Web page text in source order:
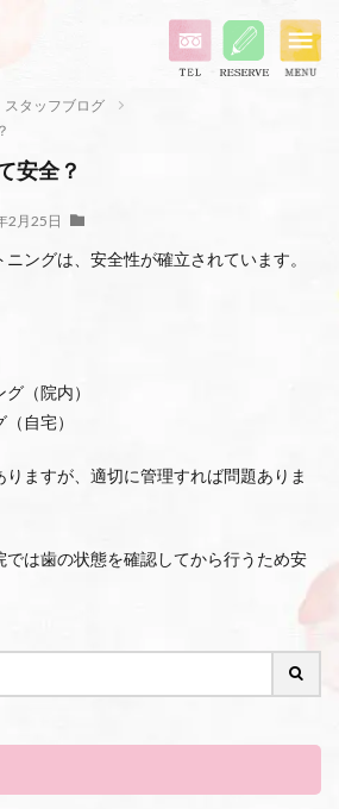
スタッフブログ
安全？
2月25日
ングは、安全性が確立されています。
（院内）
自宅）
ますが、適切に管理すれば問題ありま
は歯の状態を確認してから行うため安